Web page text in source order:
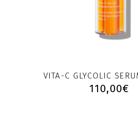
VITA-C GLYCOLIC
110,00€